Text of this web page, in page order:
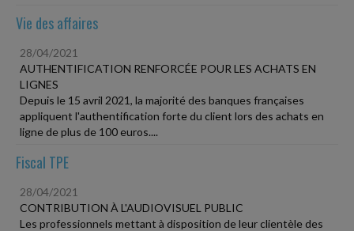
Vie des affaires
28/04/2021
AUTHENTIFICATION RENFORCÉE POUR LES ACHATS EN
LIGNES
Depuis le 15 avril 2021, la majorité des banques françaises
appliquent l'authentification forte du client lors des achats en
ligne de plus de 100 euros....
Fiscal TPE
28/04/2021
CONTRIBUTION À L'AUDIOVISUEL PUBLIC
Les professionnels mettant à disposition de leur clientèle des